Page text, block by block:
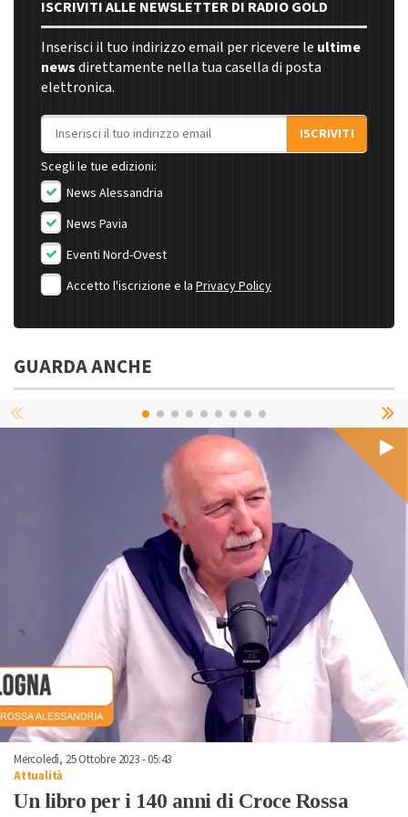
ISCRIVITI ALLE NEWSLETTER DI RADIO GOLD
Inserisci il tuo indirizzo email per ricevere le ultime
newsdirettamente nella tua casella di posta
elettronica.
Indirizzo email
ISCRIVITI
Scegli le tue edizioni:
News Alessandria
News Pavia
Eventi Nord-Ovest
Accetto l'iscrizione e la Privacy Policy
GUARDA ANCHE
Mercoledì, 25 Ottobre 2023 - 05:43
Attualità
Un libro per i 140 anni di Croce Rossa